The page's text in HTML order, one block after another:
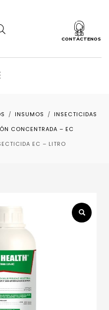
CONTÁCTENOS
INSUMOS
INSECTICIDAS
CONCENTRADA – EC
EC – LITRO